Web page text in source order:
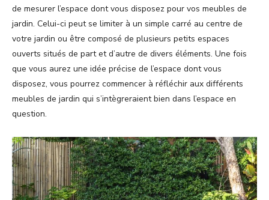
de mesurer l’espace dont vous disposez pour vos meubles de
jardin. Celui-ci peut se limiter à un simple carré au centre de
votre jardin ou être composé de plusieurs petits espaces
ouverts situés de part et d’autre de divers éléments. Une fois
que vous aurez une idée précise de l’espace dont vous
disposez, vous pourrez commencer à réfléchir aux différents
meubles de jardin qui s’intègreraient bien dans l’espace en
question.